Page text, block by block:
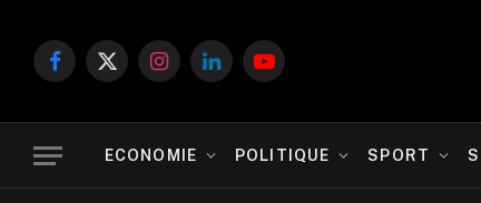
Facebook
X
InstagramLinkedInYouTube
ECONOMIE POLITIQUE SPORT